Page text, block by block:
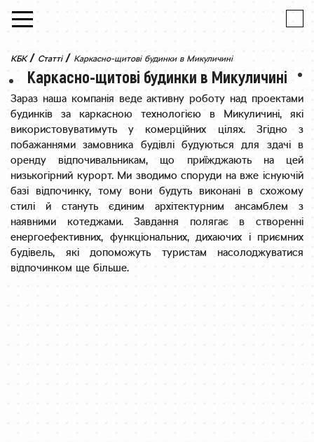
Skip to content
КБК / Статті / Каркасно-щитові будинки в Микуличині
Каркасно-щитові будинки в Микуличині
Зараз наша компанія веде активну роботу над проектами
будинків за каркасною технологією в Микуличині, які
використовуватимуть у комерційних цілях. Згідно з
побажаннями замовника будівлі будуються для здачі в
оренду відпочивальникам, що приїжджають на цей
низькогірний курорт. Ми зводимо споруди на вже існуючій
базі відпочинку, тому вони будуть виконані в схожому
стилі й стануть єдиним архітектурним ансамблем з
наявними котеджами. Завдання полягає в створенні
енергоефективних, функціональних, дихаючих і приємних
будівель, які допоможуть туристам насолоджуватися
відпочинком ще більше.